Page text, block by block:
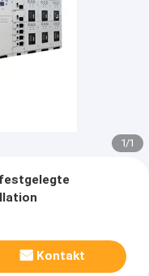
1/1
Kontakt